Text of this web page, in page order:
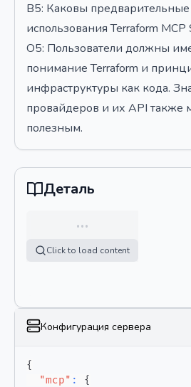
В5: Каковы предварительные
использования Terraform MCP
О5: Пользователи должны
понимание Terraform и
инфраструктуры как кода.
провайдеров и их API также
полезным.
Деталь
…
Click to load content
Конфигурация сервера
{
"mcp" :
{